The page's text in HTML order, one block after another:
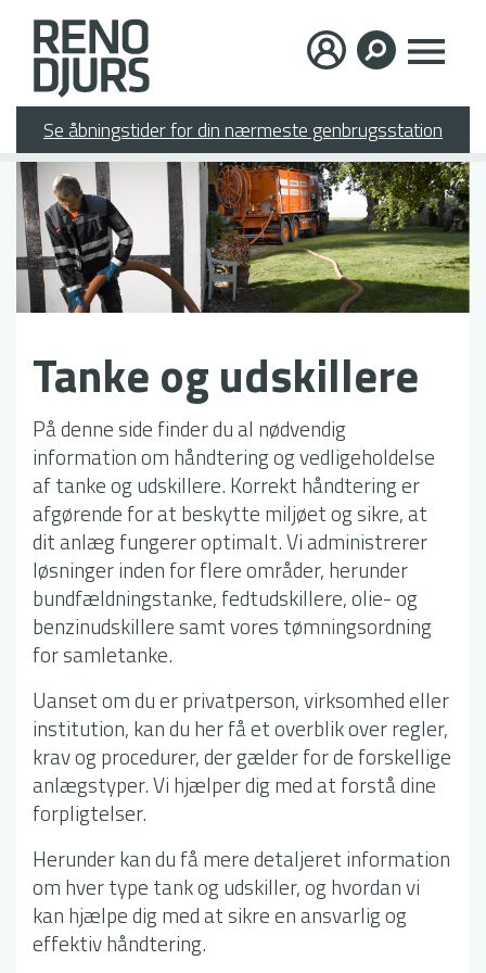
hovedindhold
×
Se åbningstider for din nærmeste genbrugsstation
Tanke og udskillere
På denne side finder du al nødvendig
information om håndtering og vedligeholdelse
af tanke og udskillere. Korrekt håndtering er
afgørende for at beskytte miljøet og sikre, at
dit anlæg fungerer optimalt. Vi administrerer
løsninger inden for flere områder, herunder
bundfældningstanke, fedtudskillere, olie- og
benzinudskillere samt vores tømningsordning
for samletanke.
Uanset om du er privatperson, virksomhed eller
institution, kan du her få et overblik over regler,
krav og procedurer, der gælder for de forskellige
anlægstyper. Vi hjælper dig med at forstå dine
forpligtelser.
Herunder kan du få mere detaljeret information
om hver type tank og udskiller, og hvordan vi
kan hjælpe dig med at sikre en ansvarlig og
effektiv håndtering.